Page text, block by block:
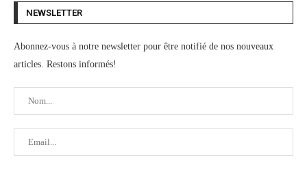
NEWSLETTER
Abonnez-vous à notre newsletter pour être notifié de nos nouveaux
articles. Restons informés!